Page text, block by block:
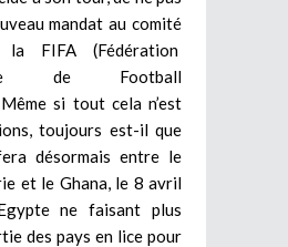
mandat au comité
FIFA (Fédération
de Football
si tout cela n’est
toujours est-il que
désormais entre le
et le Ghana, le 8 avril
ne faisant plus
des pays en lice pour